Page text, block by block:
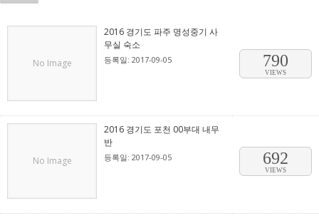
No Image
2016 경기도 파주 명성중기 사
무실 숙소
등록일: 2017-09-05 790
VIEWS
No Image
2016 경기도 포천 00부대 내무
반
등록일: 2017-09-05 692
VIEWS